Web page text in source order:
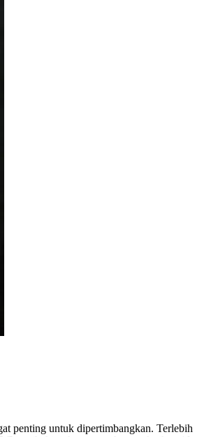
penting untuk dipertimbangkan. Terlebih